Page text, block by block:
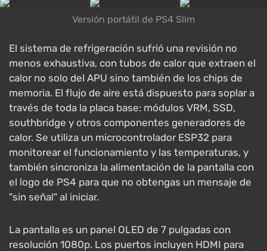
Versión portátil de PS4 Slim
El sistema de refrigeración sufrió una revisión no
menos exhaustiva, con tubos de calor que extraen el
calor no solo del APU sino también de los chips de
memoria. El flujo de aire está dispuesto para soplar a
través de toda la placa base: módulos VRM, SSD,
southbridge y otros componentes generadores de
calor. Se utiliza un microcontrolador ESP32 para
monitorear el funcionamiento y las temperaturas, y
también sincroniza la alimentación de la pantalla con
el logo de PS4 para que no obtengas un mensaje de
"sin señal" al iniciar.
La pantalla es un panel OLED de 7 pulgadas con
resolución 1080p. Los puertos incluyen HDMI para